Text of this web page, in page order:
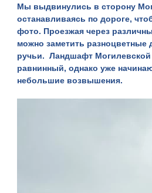
Мы выдвинулись в сторону
останавливаясь по дороге,
фото. Проезжая через
можно заметить
ручьи. Ландшафт
равнинный, однако уже
небольшие возвышения.